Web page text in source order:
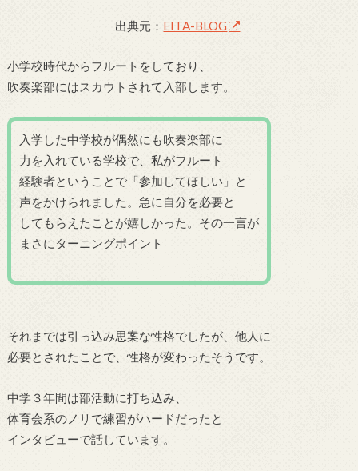
出典元： EITA-BLOG
小学校時代からフルートをしており、
吹奏楽部にはスカウトされて入部します。
入学した中学校が偶然にも吹奏楽部に
力を入れている学校で、私がフルート
経験者ということで「参加してほしい」と
声をかけられました。急に自分を必要と
してもらえたことが嬉しかった。その一言が
まさにターニングポイント
それまでは引っ込み思案な性格でしたが、他人に
必要とされたことで、性格が変わったそうです。
中学３年間は部活動に打ち込み、
体育会系のノリで練習がハードだったと
インタビューで話しています。